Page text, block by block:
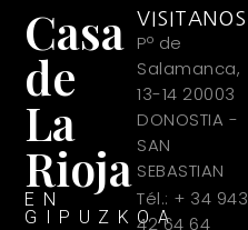
Casa
de
La
Rioja
EN
GIPUZKOA
VISITANOS
Pº de
Salamanca,
13-14 20003
DONOSTIA -
SAN
SEBASTIAN
Tél.: + 34 943
42 64 64